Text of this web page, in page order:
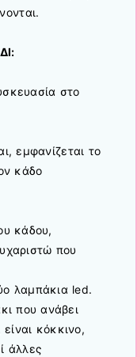
στο
εμφανίζεται το
κάδο
κάδου,
που
λαμπάκια led.
που ανάβει
κόκκινο,
άλλες